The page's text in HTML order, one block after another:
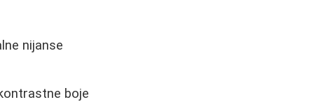
nijanse
boje